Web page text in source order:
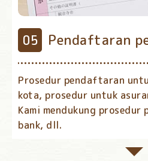
Pendaftaran
Prosedur pendaftaran
kota, prosedur untuk
Kami mendukung prosedur
bank, dll.